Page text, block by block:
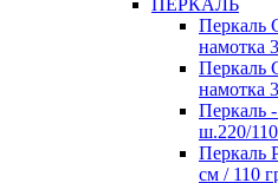
ПЕРКАЛЬ
Перкаль
намотка
Перкаль
намотка
Перкаль
ш.220/
Перкаль
см / 110